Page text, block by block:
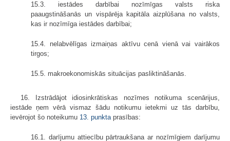
15.3. iestādes darbībai nozīmīgas valsts riska
paaugstināšanās un vispārēja kapitāla aizplūšana no valsts,
kas ir nozīmīga iestādes darbībai;
15.4. nelabvēlīgas izmaiņas aktīvu cenā vienā vai vairākos
tirgos;
15.5. makroekonomiskās situācijas pasliktināšanās.
16. Izstrādājot idiosinkrātiskas nozīmes notikuma scenārijus,
iestāde ņem vērā vismaz šādu notikumu ietekmi uz tās darbību,
ievērojot šo noteikumu 13. punktaprasības:
16.1. darījumu attiecību pārtraukšana ar nozīmīgiem darījumu